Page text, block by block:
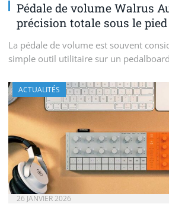
Pédale de volume Walrus
précision totale sous le pied
La pédale de volume est souvent
simple outil utilitaire sur un
ACTUALITÉS
26 JANVIER 2026